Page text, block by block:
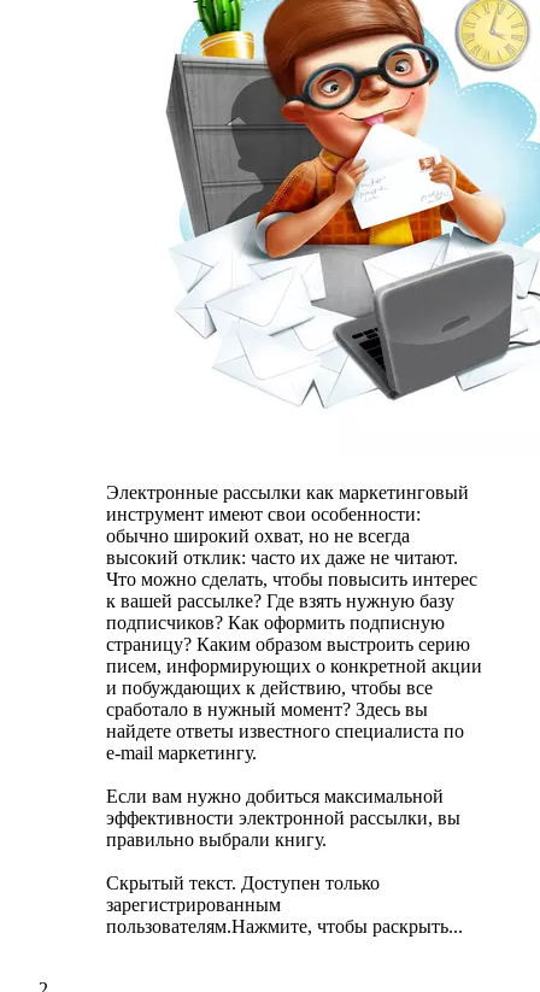
Электронные рассылки как маркетинговый
инструмент имеют свои особенности:
обычно широкий охват, но не всегда
высокий отклик: часто их даже не читают.
Что можно сделать, чтобы повысить интерес
к вашей рассылке? Где взять нужную базу
подписчиков? Как оформить подписную
страницу? Каким образом выстроить серию
писем, информирующих о конкретной акции
и побуждающих к действию, чтобы все
сработало в нужный момент? Здесь вы
найдете ответы известного специалиста по
е-mail маркетингу.
Если вам нужно добиться максимальной
эффективности электронной рассылки, вы
правильно выбрали книгу.
Скрытый текст. Доступен только
зарегистрированным
пользователям.Нажмите, чтобы раскрыть...